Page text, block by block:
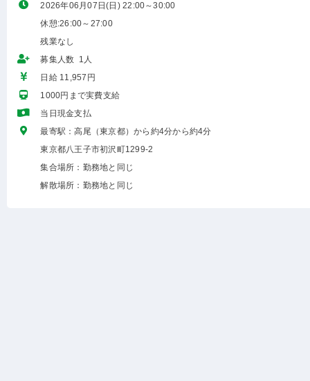
2026年06月07日(日) 22:00～30:00
休憩:26:00～27:00
残業なし
募集人数 1人
日給 11,957円
1000円まで実費支給
当日現金支払
最寄駅：高尾（東京都）から約4分から約4分
東京都八王子市初沢町1299-2
集合場所：勤務地と同じ
解散場所：勤務地と同じ